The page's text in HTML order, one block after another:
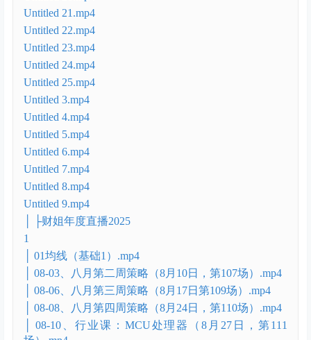
Untitled 14.mp4
Untitled 15.mp4
Untitled 16.mp4
Untitled 17.mp4
Untitled 18.mp4
Untitled 19.mp4
Untitled 2.mp4
Untitled 20.mp4
Untitled 21.mp4
Untitled 22.mp4
Untitled 23.mp4
Untitled 24.mp4
Untitled 25.mp4
Untitled 3.mp4
Untitled 4.mp4
Untitled 5.mp4
Untitled 6.mp4
Untitled 7.mp4
Untitled 8.mp4
Untitled 9.mp4